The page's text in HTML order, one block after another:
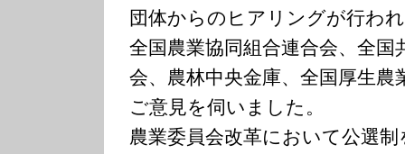
団体からのヒアリングが行わ
全国農業協同組合連合会、全国
会、農林中央金庫、全国厚生農
ご意見を伺いました。
農業委員会改革において公選